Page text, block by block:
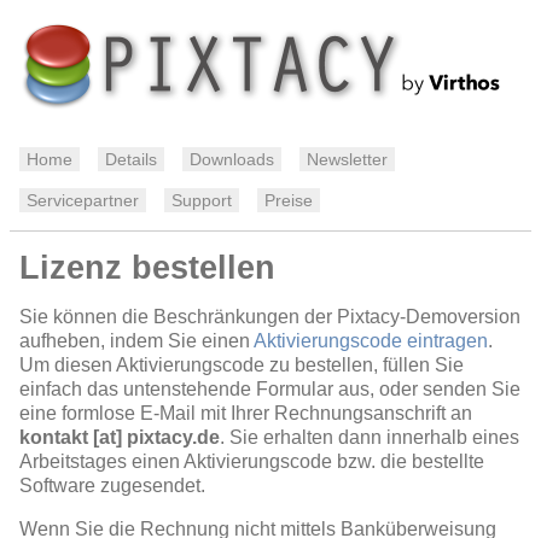
Home Details Downloads Newsletter
Servicepartner Support Preise
Lizenz bestellen
Sie können die Beschränkungen der Pixtacy-Demoversion
aufheben, indem Sie einen Aktivierungscode eintragen.
Um diesen Aktivierungscode zu bestellen, füllen Sie
einfach das untenstehende Formular aus, oder senden Sie
eine formlose E-Mail mit Ihrer Rechnungsanschrift an
kontakt [at] pixtacy.de. Sie erhalten dann innerhalb eines
Arbeitstages einen Aktivierungscode bzw. die bestellte
Software zugesendet.
Wenn Sie die Rechnung nicht mittels Banküberweisung